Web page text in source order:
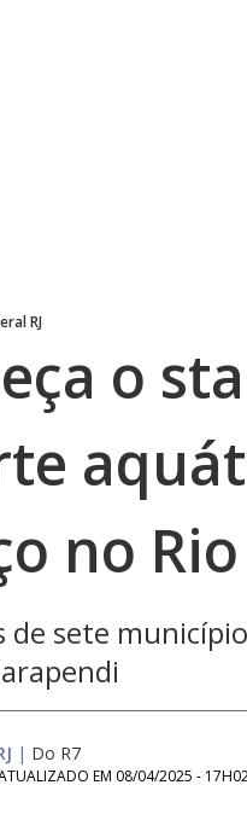
RJ
o
no Rio
sete
| Do R7
EM 08/04/2025 -